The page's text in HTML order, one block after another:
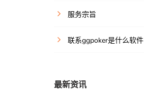
服务宗旨
联系ggpoker是什么软件
最新资讯